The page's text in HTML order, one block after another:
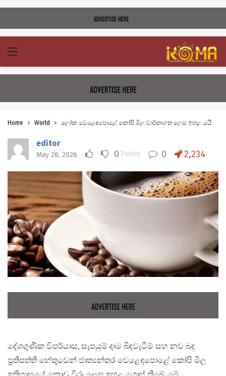
Home World ලෝක වෙළෙඳපොළේ කෝපි මිල වාර්තාගත ලෙස ඉහළ යයි
editor
May 28, 2026 0 Points 0 2,234
දේශගුණික විපර්යාස, සැපයුම් දාම බිඳවැටීම් සහ නව බදු
ප්‍රතිපත්ති හේතුවෙන් ජාත්‍යන්තර වෙළෙඳපොළේ කෝපි මිල
ඉතිහාසයේ නොවූ විරූ ලෙස ඉහළ ගොස් තිබේ. මේ